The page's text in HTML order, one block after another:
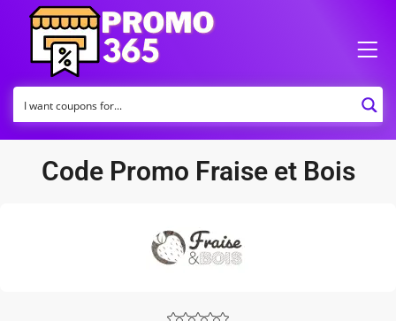
Code Promo Fraise et Bois